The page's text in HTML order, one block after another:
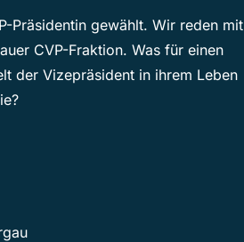
Präsidentin gewählt. Wir reden mit
CVP-Fraktion. Was für einen
der Vizepräsident in ihrem Leben